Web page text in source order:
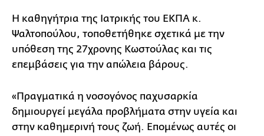
Η καθηγήτρια της Ιατρικής του ΕΚΠΑ κ.
Ψαλτοπούλου, τοποθετήθηκε σχετικά με την
υπόθεση της 27χρονης Κωστούλας και τις
επεμβάσεις για την απώλεια βάρους.
«Πραγματικά η νοσογόνος παχυσαρκία
δημιουργεί μεγάλα προβλήματα στην υγεία και
στην καθημερινή τους ζωή. Επομένως αυτές οι